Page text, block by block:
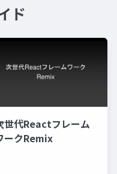
ド
世代Reactフレーム
ークRemix